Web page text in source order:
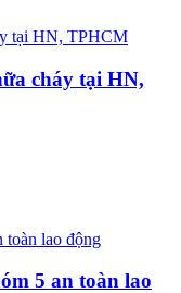
cháy tại HN,
5 an toàn lao